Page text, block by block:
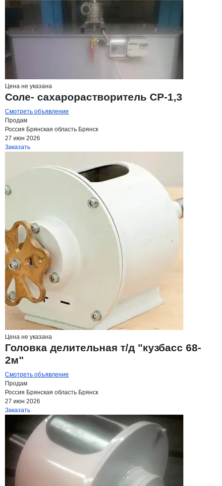
Цена не указана
Соле- сахарорастворитель СР-1,3
Смотреть объявление
Продам
Россия Брянская область Брянск
27 июн 2026
Заказать
Цена не указана
Головка делительная т/д "кузбасс 68-
2м"
Смотреть объявление
Продам
Россия Брянская область Брянск
27 июн 2026
Заказать